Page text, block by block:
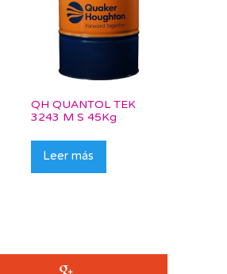
QH QUANTOL TEK
3243 M S 45Kg
Leer más